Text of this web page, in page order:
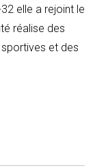
elle a rejoint le
réalise des
et des